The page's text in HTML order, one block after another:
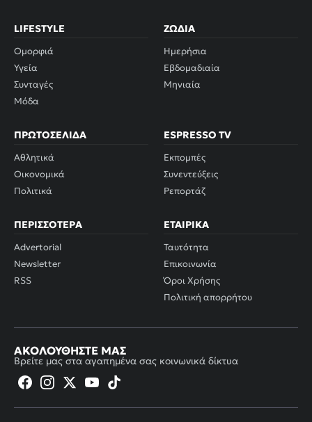
LIFESTYLE
Ομορφιά
Υγεία
Συνταγές
Μόδα
ΖΏΔΙΑ
Ημερήσια
Εβδομαδιαία
Μηνιαία
ΠΡΩΤΟΣΈΛΙΔΑ
Αθλητικά
Οικονομικά
Πολιτικά
ESPRESSO TV
Εκπομπές
Συνεντεύξεις
Ρεπορτάζ
ΠΕΡΙΣΣΌΤΕΡΑ
Advertorial
Newsletter
RSS
ΕΤΑΙΡΙΚΆ
Ταυτότητα
Επικοινωνία
Όροι Χρήσης
Πολιτική απορρήτου
ΑΚΟΛΟΥΘΉΣΤΕ ΜΑΣ
Βρείτε μας στα αγαπημένα σας κοινωνικά δίκτυα